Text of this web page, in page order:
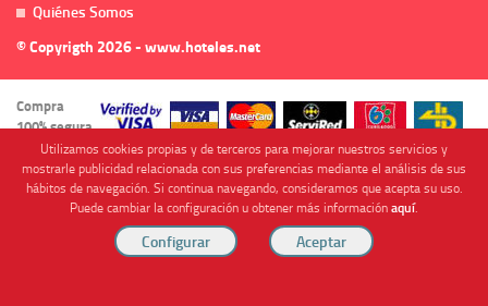
Quiénes Somos
© Copyrigth 2026 - www.hoteles.net
Compra
100% segura
Cofinanciado por
Utilizamos cookies propias y de terceros para mejorar nuestros servicios y
mostrarle publicidad relacionada con sus preferencias mediante el análisis de sus
hábitos de navegación. Si continua navegando, consideramos que acepta su uso.
Puede cambiar la configuración u obtener más informaciónaquí.